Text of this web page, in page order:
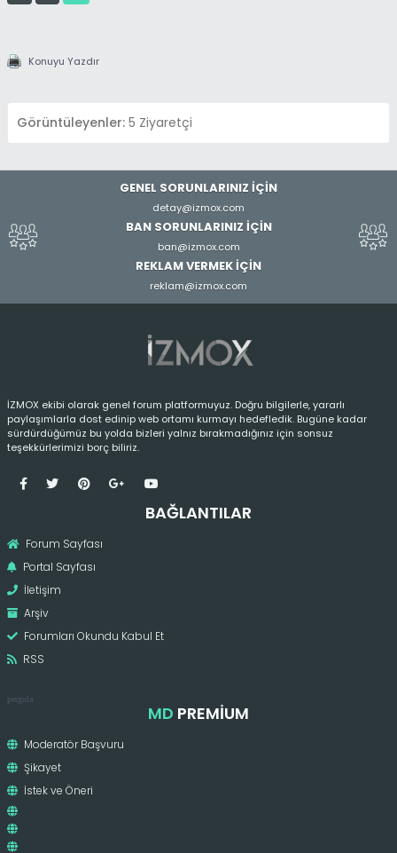
Konuyu Yazdır
Görüntüleyenler: 5 Ziyaretçi
GENEL SORUNLARINIZ İÇİN
detay@izmox.com
BAN SORUNLARINIZ İÇİN
ban@izmox.com
REKLAM VERMEK İÇİN
reklam@izmox.com
İZMOX ekibi olarak genel forum platformuyuz. Doğru bilgilerle, yararlı
paylaşımlarla dost edinip web ortamı kurmayı hedefledik. Bugüne kadar
sürdürdüğümüz bu yolda bizleri yalnız bırakmadığınız için sonsuz
teşekkürlerimizi borç biliriz.
BAĞLANTILAR
Forum Sayfası
Portal Sayfası
İletişim
Arşiv
Forumları Okundu Kabul Et
RSS
pergola
MD PREMIUM
Moderatör Başvuru
Şikayet
İstek ve Öneri